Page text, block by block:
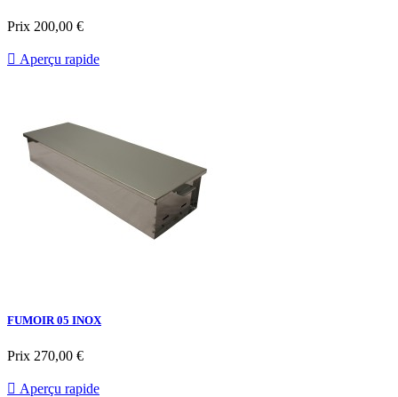
Prix 200,00 €
 Aperçu rapide
FUMOIR 05 INOX
Prix 270,00 €
 Aperçu rapide